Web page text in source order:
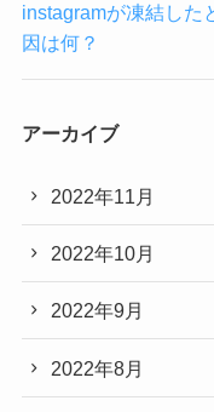
instagramが凍結した
因は何？
アーカイブ
2022年11月
2022年10月
2022年9月
2022年8月